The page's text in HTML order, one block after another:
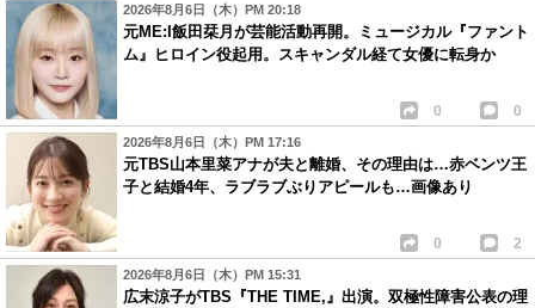
2026年8月6日（木）PM 20:18
元ME:I飯田栞月が芸能活動再開。ミュージカル『ファント
ム』ヒロイン役起用。スキャンダル経て女優に転身か
0 0
2026年8月6日（木）PM 17:16
元TBS山本里菜アナが夫と離婚、その理由は…赤ベンツ王
子と結婚4年、ラブラブぶりアピールも…画像あり
0 2
2026年8月6日（木）PM 15:31
広末涼子がTBS『THE TIME,』出演。双極性障害公表の理